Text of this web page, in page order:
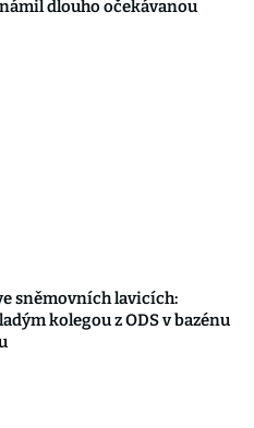
dlouho očekávanou
sněmovních lavicích:
kolegou z ODS v bazénu